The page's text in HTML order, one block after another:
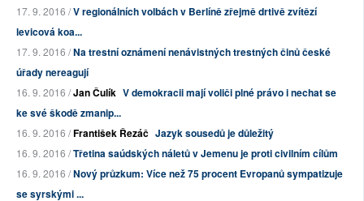
17. 9. 2016 /V regionálních volbách v Berlíně zřejmě drtivě zvítězí
levicová koa...
17. 9. 2016 /Na trestní oznámení nenávistných trestných činů české
úřady nereagují
16. 9. 2016 /Jan Čulík V demokracii mají voliči plné právo i nechat se
ke své škodě zmanip...
16. 9. 2016 /František Řezáč Jazyk sousedů je důležitý
16. 9. 2016 /Třetina saúdských náletů v Jemenu je proti civilním cílům
16. 9. 2016 /Nový průzkum: Více než 75 procent Evropanů sympatizuje
se syrskými ...